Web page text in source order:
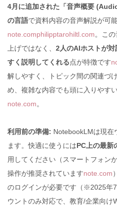
4月に追加された「音声概要
の言語で資料内容の音声解説が可
note.comphilipptarohiltl.com。こ
上げではなく、 2人のAIホストが
すく説明してくれる点が特徴です
解しやすく、トピック間の関連づ
め、複雑な内容でも頭に入りやす
note.com。
利用前の準備: NotebookLMは現在
ます。快適に使うにはPC上の最
用してください（スマートフォン
操作が推奨されていますnote.com
のログインが必要です（※2025年
ウントのみ対応で、教育/企業向け